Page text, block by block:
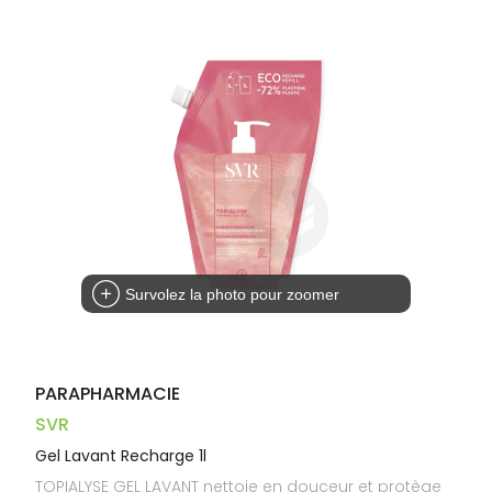
Survolez la photo pour zoomer
PARAPHARMACIE
SVR
Gel Lavant Recharge 1l
TOPIALYSE GEL LAVANT nettoie en douceur et protège